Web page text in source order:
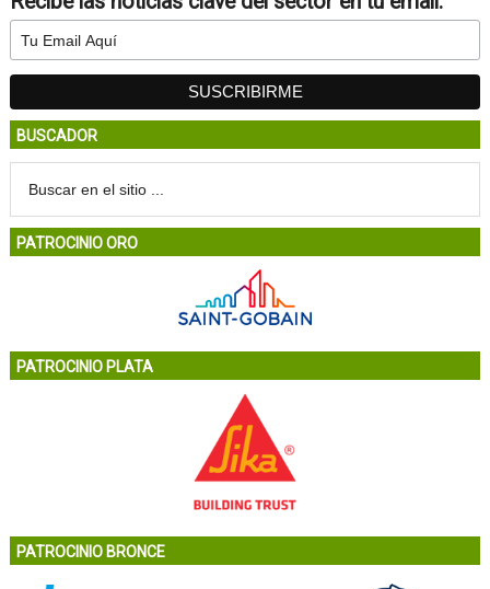
BUSCADOR
PATROCINIO ORO
PATROCINIO PLATA
PATROCINIO BRONCE